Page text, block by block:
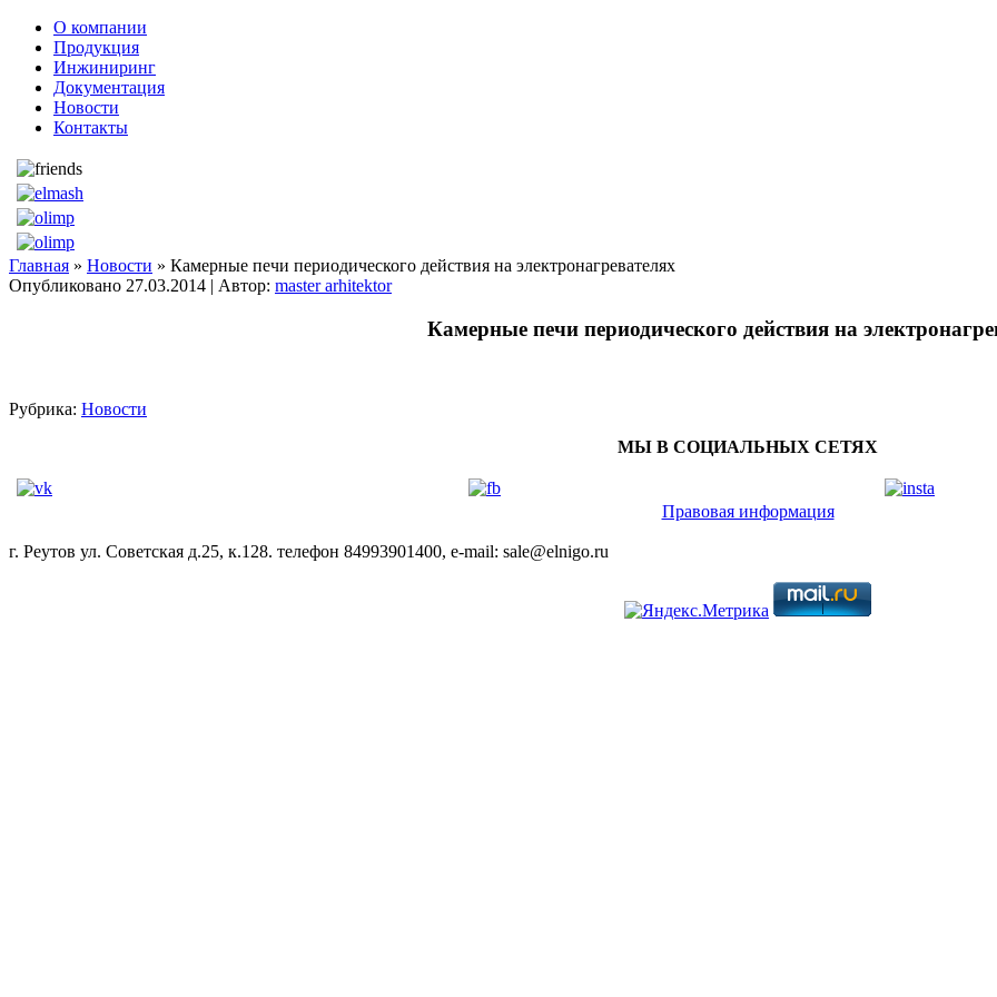
О компании
Продукция
Инжиниринг
Документация
Новости
Контакты
Главная » Новости » Камерные печи периодического действия на электронагревателях
Опубликовано 27.03.2014 | Автор: master arhitektor
Камерные печи периодического действия на
Рубрика: Новости
МЫ В СОЦИАЛЬНЫХ СЕТЯХ
Правовая информация
г. Реутов ул. Советская д.25, к.128. телефон 84993901400, e-mail: sale@elnigo.ru